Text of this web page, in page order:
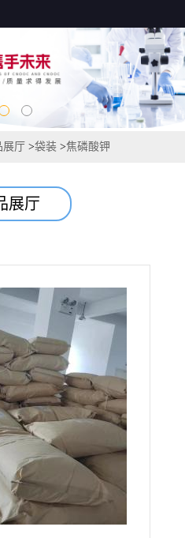
展厅 >袋装 >焦磷酸钾
展厅